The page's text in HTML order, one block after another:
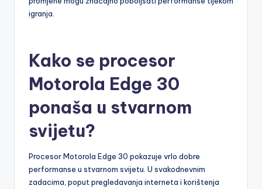
igranja.
Kako se procesor
Motorola Edge 30
ponaša u stvarnom
svijetu?
Procesor Motorola Edge 30 pokazuje vrlo dobre
performanse u stvarnom svijetu. U svakodnevnim